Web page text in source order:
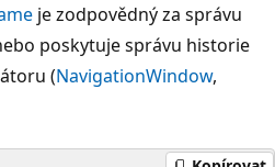
je zodpovědný za správu
poskytuje správu historie
(NavigationWindow,